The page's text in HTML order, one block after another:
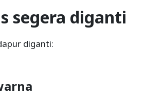
segera diganti
diganti: